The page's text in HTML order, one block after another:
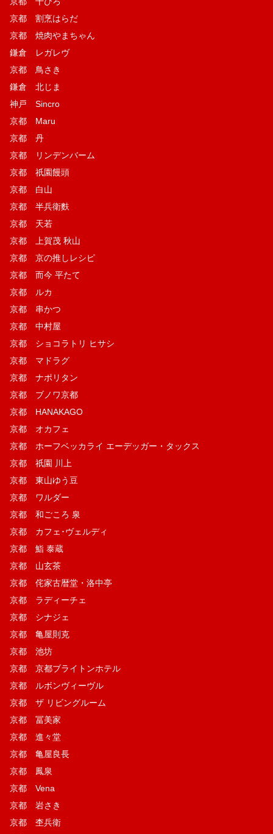
京都 割烹はらだ
京都 焼肉やまちゃん
鎌倉 レガレヴ
京都 鳥さき
鎌倉 北じま
神戸 Sincro
京都 Maru
京都 丹
京都 リンデンバーム
京都 祇園饅頭
京都 白山
京都 半兵衛麩
京都 天若
京都 上賀茂 秋山
京都 京の推しレシピ
京都 而今 平たて
京都 ルカ
京都 串かつ
京都 中村屋
京都 ショコラトリ ヒサシ
京都 マドラグ
京都 ナポリタン
京都 ブノワ京都
京都 HANAKAGO
京都 オカフェ
京都 ホーフベッカライ エーデッガー・タックス
京都 祇園 川上
京都 東山ゆう豆
京都 ワルダー
京都 和ごころ 泉
京都 カフェ･ヴェルディ
京都 鮨 泰蔵
京都 山玄茶
京都 侘家古暦堂・洛中亭
京都 ラディーチェ
京都 シナジェ
京都 亀屋則克
京都 池坊
京都 京都ブライトンホテル
京都 ルボンヴィーヴル
京都 ザ リビングルーム
京都 冨美家
京都 進々堂
京都 亀屋良長
京都 鳳泉
京都 Vena
京都 岩さき
京都 杢兵衛